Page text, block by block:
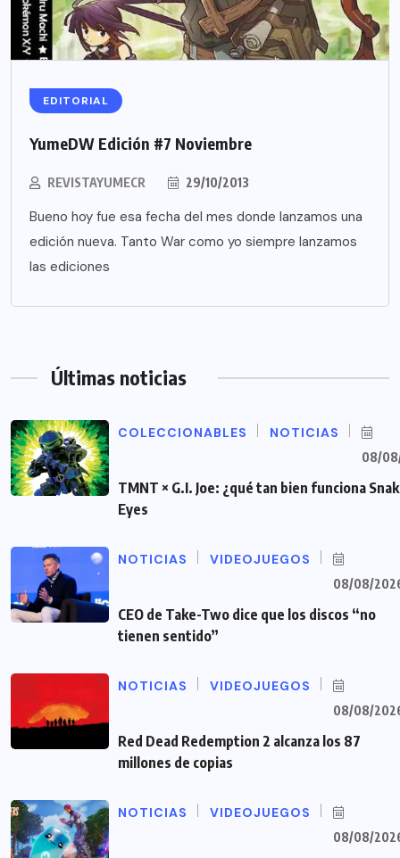
EDITORIAL
YumeDW Edición #7 Noviembre
REVISTAYUMECR 29/10/2013
Bueno hoy fue esa fecha del mes donde lanzamos una
edición nueva. Tanto War como yo siempre lanzamos
las ediciones
Últimas noticias
COLECCIONABLES NOTICIAS
08/
TMNT × G.I. Joe: ¿qué tan bien funciona
Eyes
NOTICIAS VIDEOJUEGOS
08/08/
CEO de Take-Two dice que los discos “no
tienen sentido”
NOTICIAS VIDEOJUEGOS
08/08/
Red Dead Redemption 2 alcanza los 87
millones de copias
NOTICIAS VIDEOJUEGOS
08/08/